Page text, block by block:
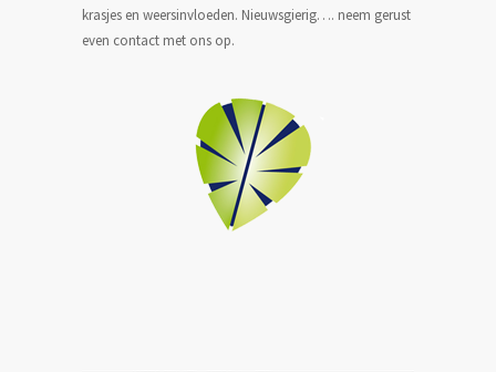
krasjes en weersinvloeden. Nieuwsgierig…. neem gerust
even contact met ons op.